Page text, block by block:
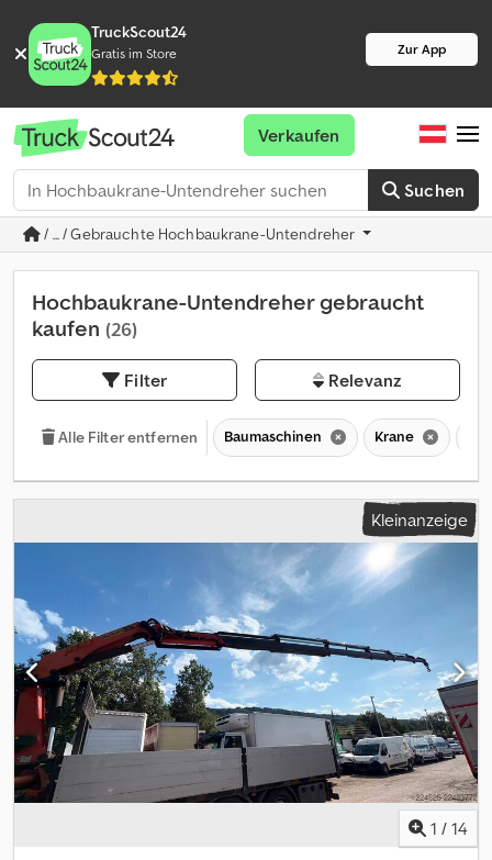
TruckScout24
Gratis im Store Zur App
Suchen
Verkaufen
/ ... / Gebrauchte Hochbaukrane-Untendreher
Hochbaukrane-Untendreher gebraucht
kaufen (26)
Filter Relevanz
Alle Filter entfernen Baumaschinen Krane
Kleinanzeige
1 / 14